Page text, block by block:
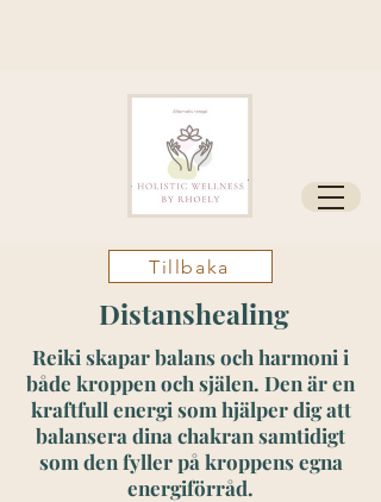
Tillbaka
Distanshealing
Reiki skapar balans och harmoni i
både kroppen och själen. Denär en
kraftfull energi som hjälper dig att
balansera dina chakran samtidigt
som den fyller på kroppens egna
energiförråd.